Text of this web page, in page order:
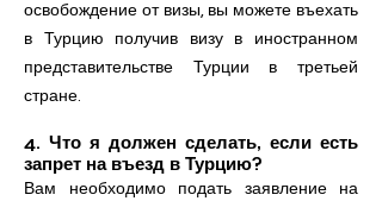
освобождение от визы, вы можете въехать
в Турцию получив визу в иностранном
представительстве Турции в третьей
стране.
4. Что я должен сделать, если есть
запрет на въезд в Турцию?
Вам необходимо подать заявление на